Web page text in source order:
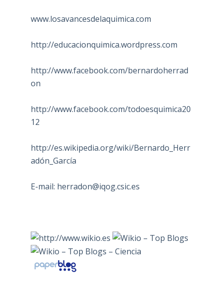
www.losavancesdelaquimica.com
http://educacionquimica.wordpress.com
http://www.facebook.com/bernardoherrad
on
http://www.facebook.com/todoesquimica20
12
http://es.wikipedia.org/wiki/Bernardo_Herr
adón_García
E-mail: herradon@iqog.csic.es